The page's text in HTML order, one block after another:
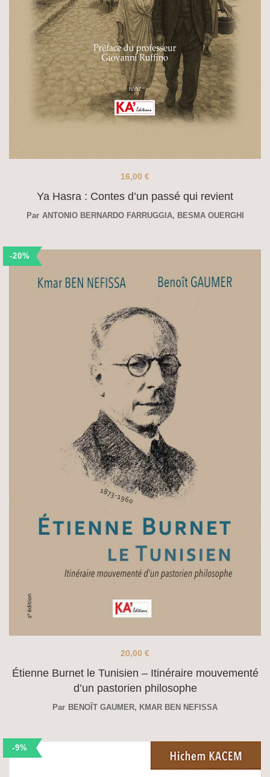
Ya Hasra : Contes d’un passé qui revient
16,00 €
Par ANTONIO BERNARDO FARRUGGIA, BESMA OUERGHI
-20%
Étienne Burnet le Tunisien – Itinéraire mouvementé
d’un pastorien philosophe
20,00 €
Par BENOÎT GAUMER, KMAR BEN NEFISSA
-9%